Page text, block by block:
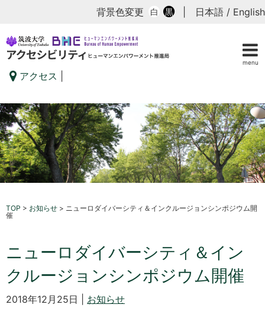
menu
背景色変更 白 黒 日本語 / English
アクセス
TOP > お知らせ > ニューロダイバーシティ＆インクルージョンシンポジウム開
催
ニューロダイバーシティ＆イン
クルージョンシンポジウム開催
2018年12月25日 | お知らせ